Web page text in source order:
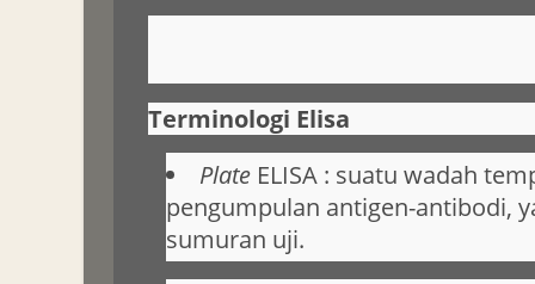
Terminologi Elisa
PlateELISA : suatu wadah
pengumpulan antigen-antibodi,
sumuran uji.